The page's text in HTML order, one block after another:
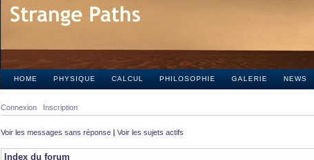
HOME PHYSIQUE CALCUL PHILOSOPHIE GALERIE NEWS
Connexion Inscription
Voir les messages sans réponse | Voir les sujets actifs
Index du forum